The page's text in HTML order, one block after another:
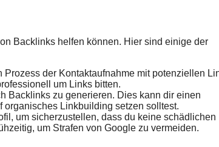
Backlinks helfen können. Hier sind einige der
Prozess der Kontaktaufnahme mit potenziellen
um Links bitten.
Backlinks zu generieren. Dies kann dir einen
Linkbuilding setzen solltest.
um sicherzustellen, dass du keine schädlichen
um Strafen von Google zu vermeiden.